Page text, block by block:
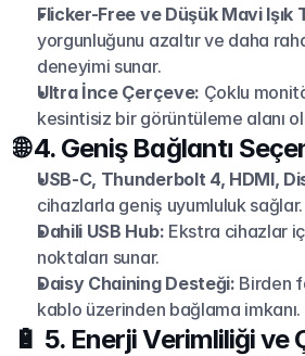
Flicker-Free ve Düşük Mavi Işık
yorgunluğunu azaltır ve daha
deneyimi sunar.
Ultra İnce Çerçeve: Çoklu
kesintisiz bir görüntüleme alanı
🌐 4. Geniş Bağlantı
USB-C, Thunderbolt 4, HDMI,
cihazlarla geniş uyumluluk sağlar.
Dahili USB Hub: Ekstra cihazlar
noktaları sunar.
Daisy Chaining Desteği: Birden
kablo üzerinden bağlama imkanı.
🔋 5. Enerji Verimliliği ve